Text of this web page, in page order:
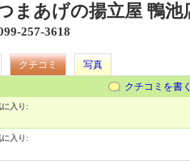
まあげの揚立屋 鴨池
257-3618
クチコミ
写真
クチコミを書く
に入り:
に入り: